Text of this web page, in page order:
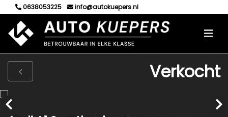
0638053225 info@autokuepers.nl
Verkocht